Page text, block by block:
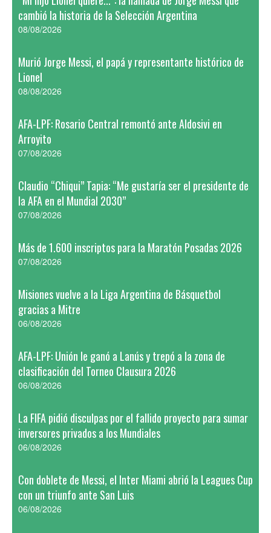
cambió la historia de la Selección Argentina
08/08/2026
Murió Jorge Messi, el papá y representante histórico de
Lionel
08/08/2026
AFA-LPF: Rosario Central remontó ante Aldosivi en
Arroyito
07/08/2026
Claudio “Chiqui” Tapia: “Me gustaría ser el presidente de
la AFA en el Mundial 2030”
07/08/2026
Más de 1.600 inscriptos para la Maratón Posadas 2026
07/08/2026
Misiones vuelve a la Liga Argentina de Básquetbol
gracias a Mitre
06/08/2026
AFA-LPF: Unión le ganó a Lanús y trepó a la zona de
clasificación del Torneo Clausura 2026
06/08/2026
La FIFA pidió disculpas por el fallido proyecto para sumar
inversores privados a los Mundiales
06/08/2026
Con doblete de Messi, el Inter Miami abrió la Leagues Cup
con un triunfo ante San Luis
06/08/2026